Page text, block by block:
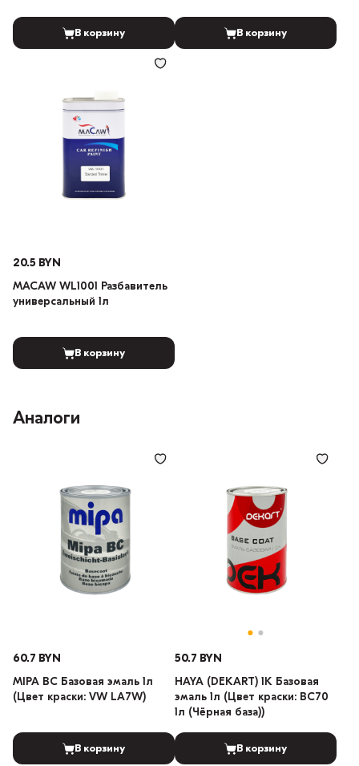
В корзину В корзину
20.5 BYN
MACAW WL1001 Разбавитель
универсальный 1л
В корзину
Аналоги
60.7 BYN
MIPA BC Базовая эмаль 1л
(Цвет краски: VW LA7W)
В корзину
50.7 BYN
HAYA (DEKART) 1К Базовая
эмаль 1л (Цвет краски: BC70
1л (Чёрная база))
В корзину